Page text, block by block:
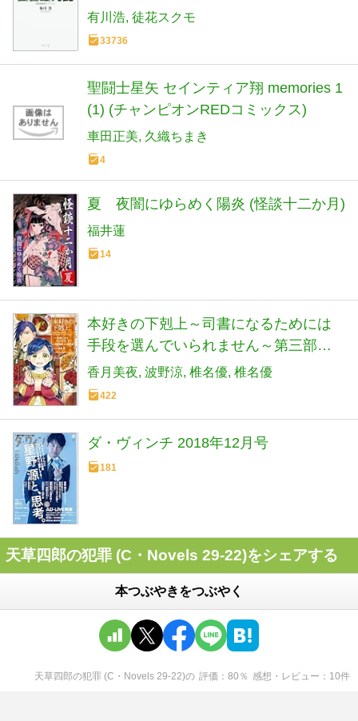
有川浩 徒花スクモ
33736
聖闘士星矢 セインティア翔 memories 1
(1) (チャンピオンREDコミックス)
車田正美 久織ちまき
4
夏 夜闇にゆらめく陽炎 (怪談十二か月)
福井蓮
14
本好きの下剋上～司書になるためには
手段を選んでいられません～第三部
「領地に本を広げよう！2」
香月美夜 波野涼 椎名優 椎名優
422
ダ・ヴィンチ 2018年12月号
181
天草四郎の犯罪 (C・Novels 29-22)をシェアする
本つぶやきをつぶやく
天草四郎の犯罪 (C・Novels 29-22)の 評価 80 ％ 感想・レビュー 10件